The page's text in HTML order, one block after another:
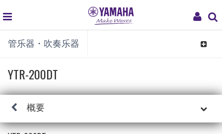
My
global
navigation
管乐器・吹奏乐器
Toggle
YTR-200DT
概要